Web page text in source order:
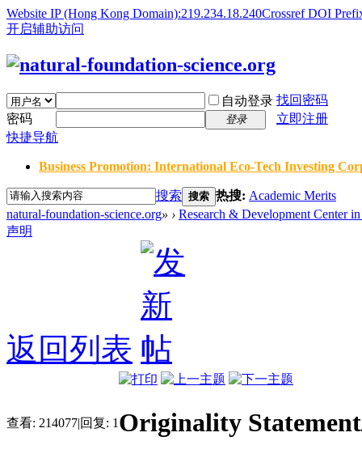
Website IP (Hong Kong Domain):219.234.18.240Crossref DOI
开启辅助访问
自动登录 找回密码
密码
登录
立即注册
快捷导航
Business Promotion: International Eco-Tech Investing
搜索 搜索 热搜: Academic Merits
natural-foundation-science.org» › Research & Development Center
声明
返回列表
查看: 214077|回复: 1 Originality